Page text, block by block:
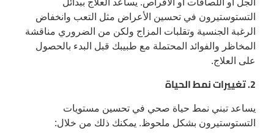
التستوستيرون في تحسين الأعراض مثل التعب وانخفاض
الرغبة الجنسية وتقلبات المزاج ولكن من الضروري مناقشة
المخاظر والفوائد المحتملة مع طبيبك قبل البدء بالحصول
على العلاج.
2. تغييرات نمط الحياة
يساعد تبني نمط حياة صحي في تحسين مستويات
التستوستيرون بشكل ملحوظ. يمكنك ذلك من خلال: